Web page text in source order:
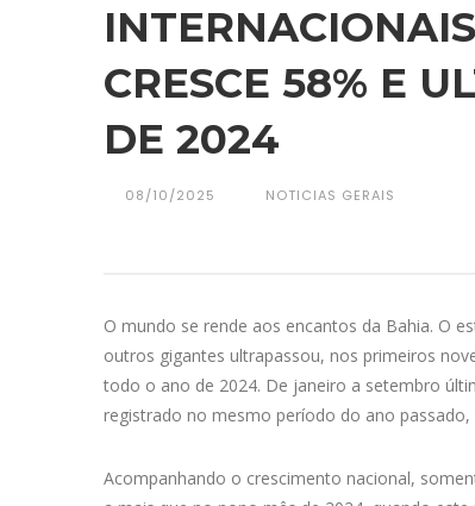
CRESCE 58% E
DE 2024
08/10/2025 NOTICIAS GERAIS
O mundo se rende aos encantos da Bahia. O
outros gigantes ultrapassou, nos primeiros
todo o ano de 2024. De janeiro a setembro
registrado no mesmo período do ano passado,
Acompanhando o crescimento nacional,